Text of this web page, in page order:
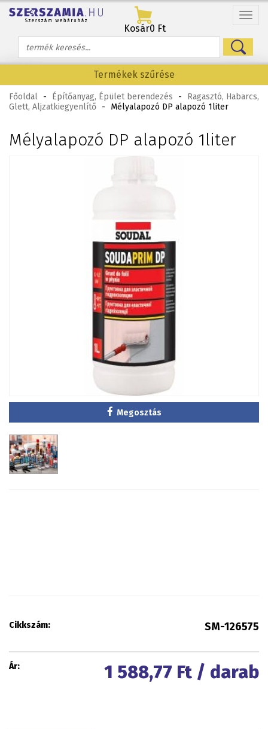
Menü
Kosár0 Ft
Termékek szűrése
Főoldal - Építőanyag, Épület berendezés -
Ragasztó, Habarcs,
Glett, Aljzatkiegyenlítő - Mélyalapozó DP alapozó 1liter
Mélyalapozó DP alapozó 1liter
Megosztás
Cikkszám: SM-126575
Ár: 1 588,77 Ft / darab